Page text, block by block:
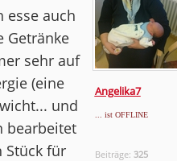
Angelika7
... ist OFFLINE
Beiträge: 325
esse auch
Getränke
sehr auf
(eine
und
bearbeitet
Stück für